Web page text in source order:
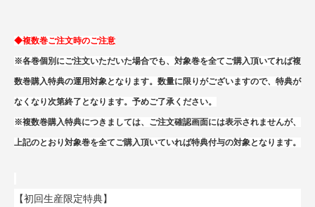
◆複数巻ご注文時のご注意
※各巻個別にご注文いただいた場合でも、対象巻を全てご購入頂いてれば複
数巻購入特典の運用対象となります。数量に限りがございますので、特典が
なくなり次第終了となります。予めご了承ください。
※複数巻購入特典につきましては、ご注文確認画面には表示されませんが、
上記のとおり対象巻を全てご購入頂いていれば特典付与の対象となります。
【初回生産限定特典】